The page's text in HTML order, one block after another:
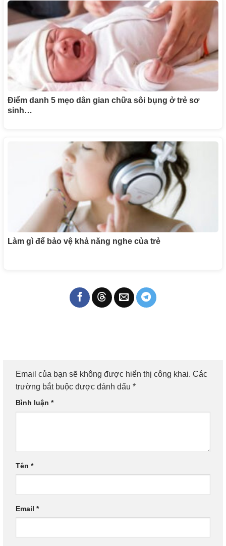
Điểm danh 5 mẹo dân gian chữa sôi bụng ở trẻ sơ
sinh…
Làm gì để bảo vệ khả năng nghe của trẻ
Email của bạn sẽ không được hiển thị công khai. Các
trường bắt buộc được đánh dấu *
Bình luận *
Tên *
Email *